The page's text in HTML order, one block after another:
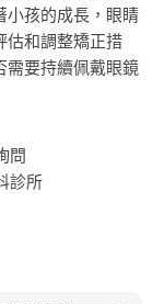
小孩的成長，眼睛
估和調整矯正措
需要持續佩戴眼鏡
問
診所